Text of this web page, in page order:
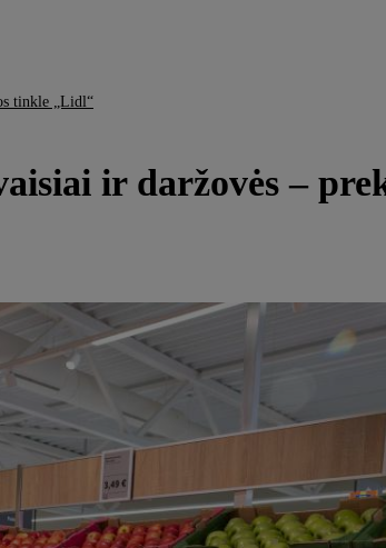
tinkle „Lidl“
ir daržovės –